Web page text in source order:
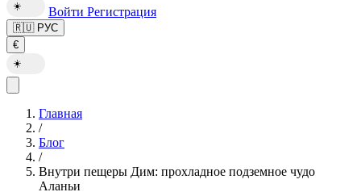
☀️ Войти Регистрация
🇷🇺 РУС
€
☀️
Главная
/
Блог
/
Внутри пещеры Дим: прохладное подземное чудо
Аланьи